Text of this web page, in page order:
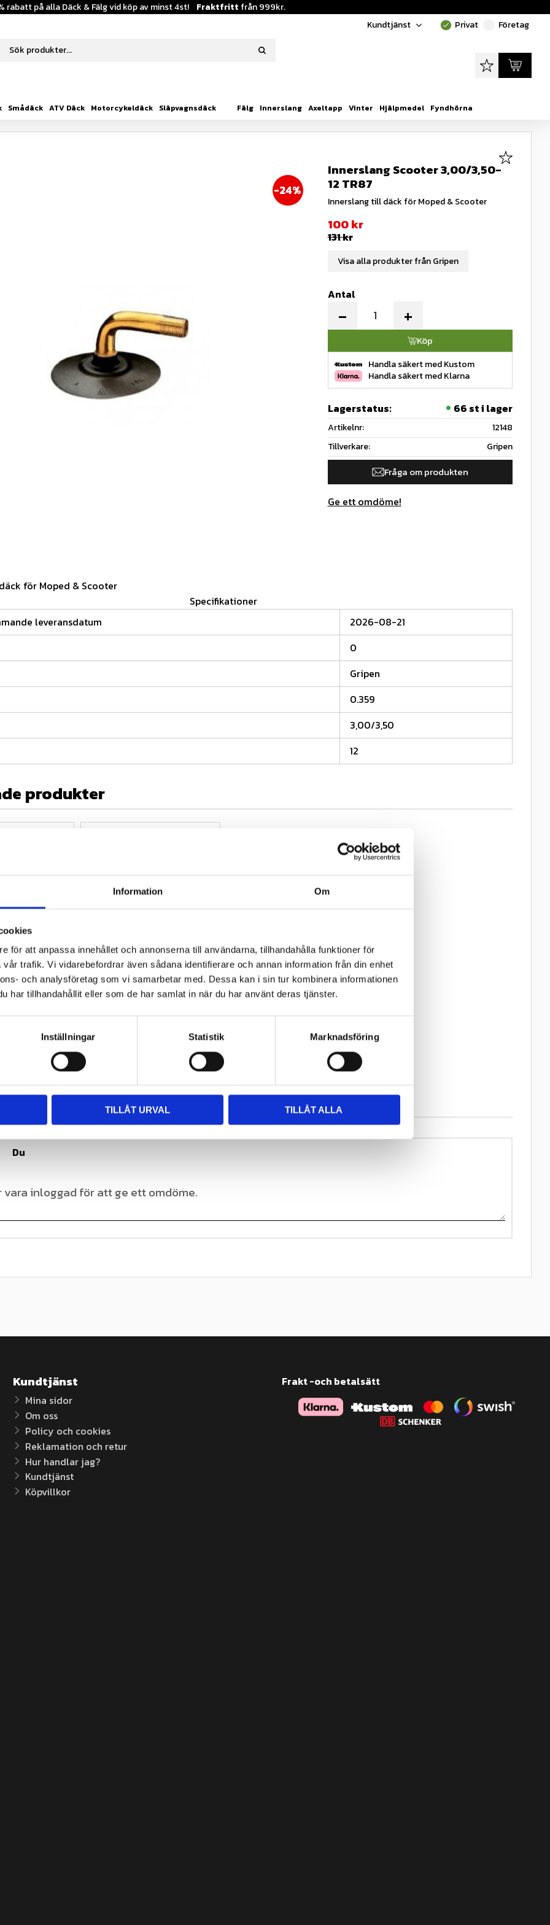
Information Om
för att anpassa innehållet och annonserna till användarna, tillhandahålla funktioner för
trafik. Vi vidarebefordrar även sådana identifierare och annan information från din enhet
och analysföretag som vi samarbetar med. Dessa kan i sin tur kombinera informationen
har tillhandahållit eller som de har samlat in när du har använt deras tjänster.
Inställningar Statistik Marknadsföring
TILLÅT URVAL TILLÅT ALLA
rabatt på alla Däck & Fälg vid köp av minst 4st! Fraktfritt från 999kr.
Kundtjänst done Privat Företag
Favoriter
Kundvagn
Smådäck ATV Däck Motorcykeldäck Släpvagnsdäck Fälg Innerslang Axeltapp Vinter Hjälpmedel Fyndhörna
24%
Innerslang Scooter 3,00/3,50-
12 TR87
Innerslang till däck för Moped & Scooter
Nedsatt pris:
100kr
Ordinarie pris:
131kr
Antal
+
-
Köp
Handla säkert med Kustom
Handla säkert med Klarna
Lägg till
Lagerstatus 66 st i lager
Artikelnr
12148
Tillverkare
Gripen
Fråga om produkten
Visa alla produkter från Gripen
Ge ett omdöme!
för Moped & Scooter
Specifikationer
leveransdatum
2026-08-21
0
Gripen
0.359
3,00/3,50
12
produkter
3,00/3,50-
för MC /
Lägg till i favoriter
Innerslang MC 3,00/3,50-
12 TR4
Innerslang till däck för MC /
Moped / Scooter
120kr
155
Lägg till i favoriter
Du
Kundtjänst
Mina sidor
Om oss
Policy och cookies
Reklamation och retur
Hur handlar jag?
Kundtjänst
Köpvillkor
Frakt -och betalsätt